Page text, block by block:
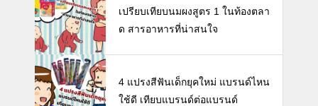
เปรียบเทียบนมผงสูตร 1 ในท้องตลา
ด สารอาหารที่น่าสนใจ
4 แปรงสีฟันเด็กยุคใหม่ แบรนด์ไหน
ใช้ดี เทียบแบรนด์ต่อแบรนด์